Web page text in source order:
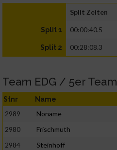
Split Zeiten
Split 1 00:00:40.5
Split 2 00:28:08.3
Team EDG / 5er Team
Stnr Name
2989 Noname
2980
Frischmuth
2984
Steinhoff